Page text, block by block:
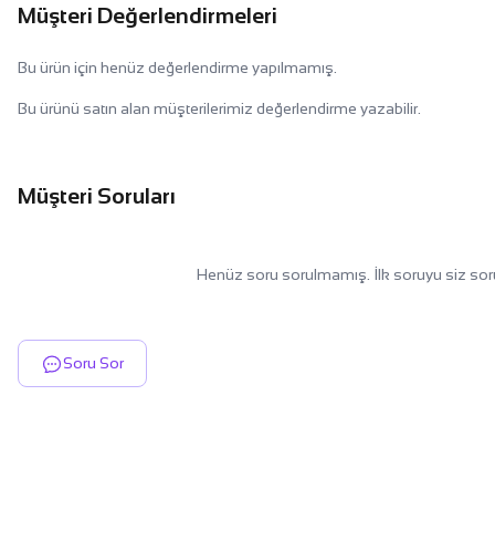
Müşteri Değerlendirmeleri
Bu ürün için henüz değerlendirme yapılmamış.
Bu ürünü satın alan müşterilerimiz değerlendirme yazabilir.
Müşteri Soruları
Henüz soru sorulmamış. İlk soruyu siz
Soru Sor